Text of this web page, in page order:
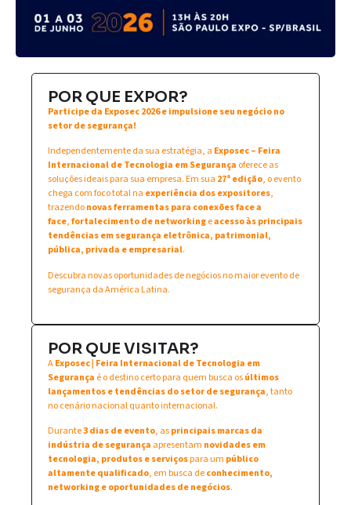
POR QUE EXPOR?
Participe da Exposec 2026 e impulsione seu negócio no
setor de segurança!
Independentemente da sua estratégia, a Exposec – Feira
Internacional de Tecnologia em Segurança oferece as
soluções ideais para sua empresa. Em sua 27ª edição, o evento
chega com foco total na experiência dos expositores,
trazendonovas ferramentas para conexões face a
face,fortalecimento de networkingeacesso às principais
tendências em segurança eletrônica, patrimonial,
pública, privada e empresarial.
Descubra novas oportunidades de negócios no maior evento de
segurança da América Latina.
POR QUE VISITAR?
AExposec | Feira Internacional de Tecnologia em
Segurança é o destino certo para quem busca osúltimos
lançamentos e tendências do setor de segurança, tanto
no cenário nacional quanto internacional.
Durante3 dias de evento, asprincipais marcas da
indústria de segurança apresentam novidades em
tecnologia, produtos e serviçospara um público
altamente qualificado, em busca deconhecimento,
networking e oportunidades de negócios.